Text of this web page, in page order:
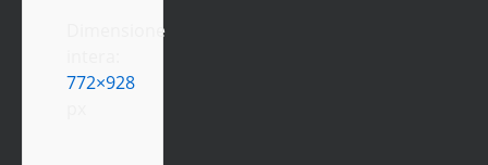
Dimensione
772×928